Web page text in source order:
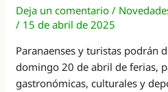
Deja un comentario /
/ 15 de abril de 2025
Paranaenses y turistas podrán
domingo 20 de abril de ferias,
gastronómicas, culturales y